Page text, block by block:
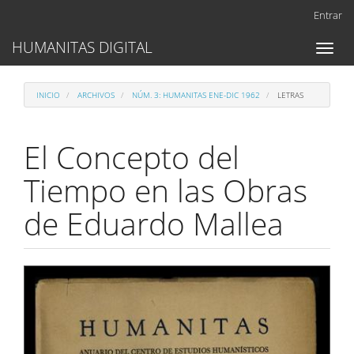
Contenido
principal
lateral
Entrar
Toggle
HUMANITAS DIGITAL
INICIO ARCHIVOS NÚM. 3: HUMANITAS ENE-DIC 1962 LETRAS
El Concepto del
Tiempo en las Obras
de Eduardo Mallea
Barra
lateral